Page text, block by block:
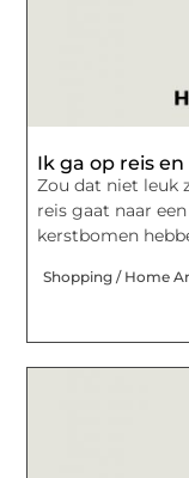
Ik ga op reis
Zou dat niet leuk
reis gaat naar
kerstbomen
Shopping / Home